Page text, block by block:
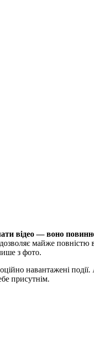
відео ― воно
майже
з фото.
навантажені
присутнім.